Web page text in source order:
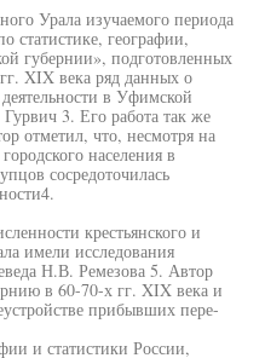
Урала изучаемого периода
статистике, географии,
губернии», подготовленных
XIX века ряд данных о
в Уфимской
3. Его работа так же
отметил, что, несмотря на
населения в
сосредоточилась
крестьянского и
имели исследования
Н.В. Ремезова 5. Автор
в 60-70-х гг. XIX века и
прибывших пере-
и статистики России,